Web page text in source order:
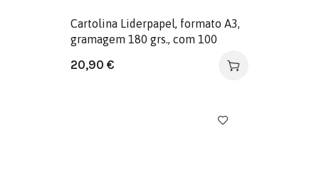
Cartolina Liderpapel, formato A3,
gramagem 180 grs., com 100
20,90 €